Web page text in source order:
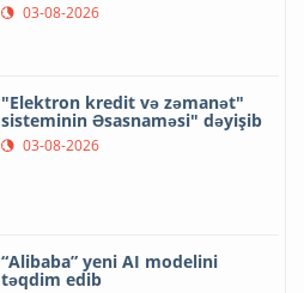
03-08-2026
"Elektron kredit və zəmanət"
sisteminin Əsasnaməsi" dəyişib
03-08-2026
“Alibaba” yeni AI modelini
təqdim edib